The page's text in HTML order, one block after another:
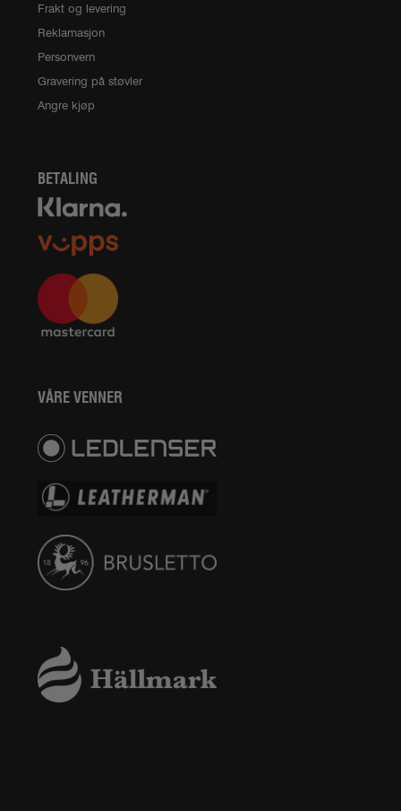
Frakt og levering
Reklamasjon
Personvern
Gravering på støvler
Angre kjøp
BETALING
VÅRE VENNER